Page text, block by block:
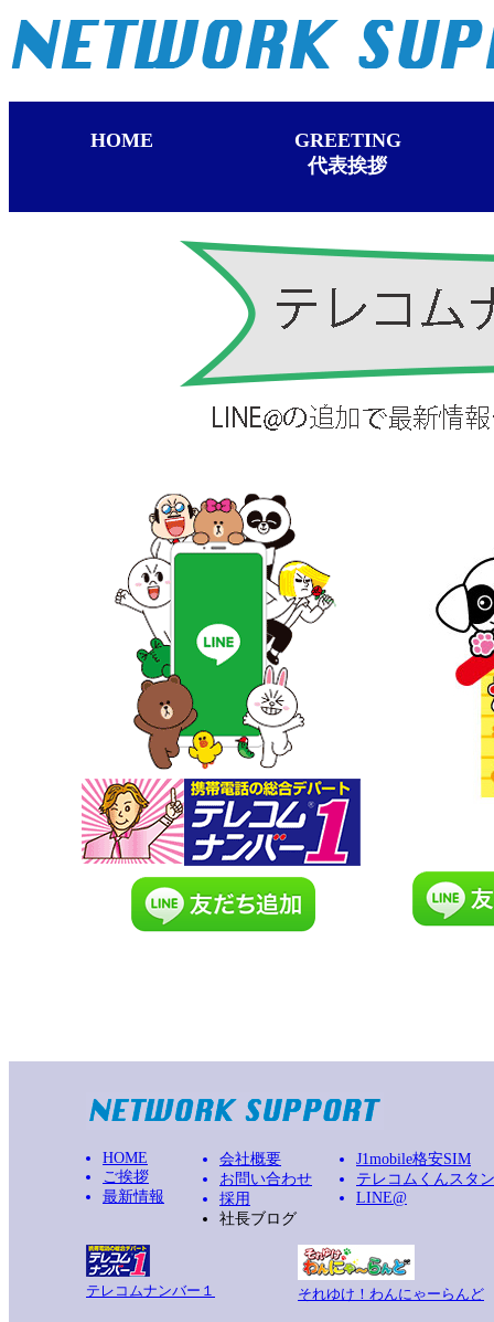
HOME
GREETING
代表挨拶
HOME
ご挨拶
最新情報
会社概要
お問い合わせ
採用
社長ブログ
J1mobile格安SIM
テレコムくんスタ
LINE@
テレコムナンバー１ それゆけ！わんにゃーらんど